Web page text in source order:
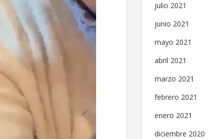
julio 2021
junio 2021
mayo 2021
abril 2021
marzo 2021
febrero 2021
enero 2021
diciembre 2020